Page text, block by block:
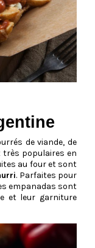
de viande, de
populaires en
au four et sont
. Parfaites pour
empanadas sont
et leur garniture